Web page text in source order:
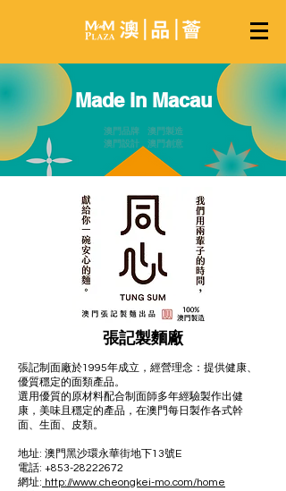
Made in Macau
澳門品牌 澳門製造
澳門設計 澳門創意
張記製麵廠
張記制面廠於1995年成立，經營理念：提供健康、
優質穩定的面類產品。
選用優質的原材料配合制面師多年經驗製作出健
康，美味且穩定的產品，在澳門每日製作各式幹
面、生面、皮類。
地址: 澳門黑沙環永華街地下13號E
電話: +853-28222672
網址: http://www.cheongkei-mo.com/home